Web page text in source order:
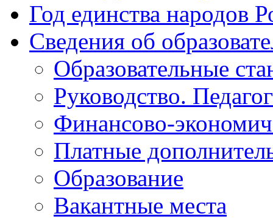
Год единства народов
Сведения об
Образовательные
Руководство.
Финансово-
Платные
Образование
Вакантные места